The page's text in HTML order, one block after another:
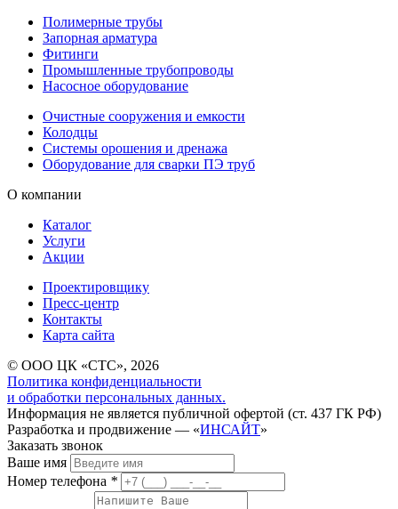
Полимерные трубы
Запорная арматура
Фитинги
Промышленные трубопроводы
Насосное оборудование
Очистные сооружения и емкости
Колодцы
Системы орошения и дренажа
Оборудование для сварки ПЭ труб
О компании
Каталог
Услуги
Акции
Проектировщику
Пресс-центр
Контакты
Карта сайта
© ООО ЦК «СТС», 2026
Политика конфиденциальности
и обработки персональных данных.
Информация не является публичной офертой (ст. 437 ГК РФ)
Разработка и продвижение — «ИНСАЙТ»
Заказать звонок
Ваше имя
Номер телефона *